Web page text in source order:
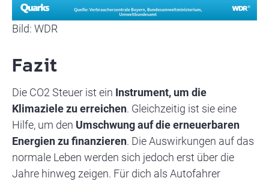
Bild: WDR
Fazit
Die CO2 Steuer ist ein Instrument, um die
Klimaziele zu erreichen. Gleichzeitig ist sie eine
Hilfe, um den Umschwung auf die erneuerbaren
Energien zu finanzieren. Die Auswirkungen auf das
normale Leben werden sich jedoch erst über die
Jahre hinweg zeigen. Für dich als Autofahrer